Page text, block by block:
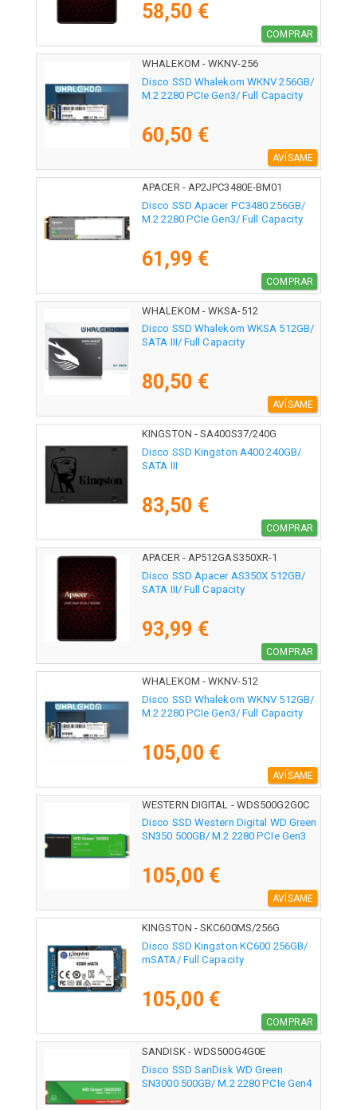
58,50 €
COMPRAR
WHALEKOM - WKNV-256
Disco SSD Whalekom WKNV 256GB/
M.2 2280 PCIe Gen3/ Full Capacity
60,50 €
AVÍSAME
APACER - AP2JPC3480E-BM01
Disco SSD Apacer PC3480 256GB/
M.2 2280 PCIe Gen3/ Full Capacity
61,99 €
COMPRAR
WHALEKOM - WKSA-512
Disco SSD Whalekom WKSA 512GB/
SATA III/ Full Capacity
80,50 €
AVÍSAME
KINGSTON - SA400S37/240G
Disco SSD Kingston A400 240GB/
SATA III
83,50 €
COMPRAR
APACER - AP512GAS350XR-1
Disco SSD Apacer AS350X 512GB/
SATA III/ Full Capacity
93,99 €
COMPRAR
WHALEKOM - WKNV-512
Disco SSD Whalekom WKNV 512GB/
M.2 2280 PCIe Gen3/ Full Capacity
105,00 €
AVÍSAME
WESTERN DIGITAL - WDS500G2G0C
Disco SSD Western Digital WD Green
SN350 500GB/ M.2 2280 PCIe Gen3
105,00 €
AVÍSAME
KINGSTON - SKC600MS/256G
Disco SSD Kingston KC600 256GB/
mSATA/ Full Capacity
105,00 €
COMPRAR
SANDISK - WDS500G4G0E
Disco SSD SanDisk WD Green
SN3000 500GB/ M.2 2280 PCIe Gen4